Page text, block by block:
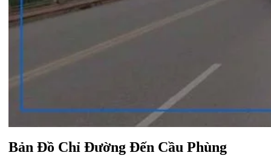
Bản Đồ Chỉ Đường Đến Cầu Phùng